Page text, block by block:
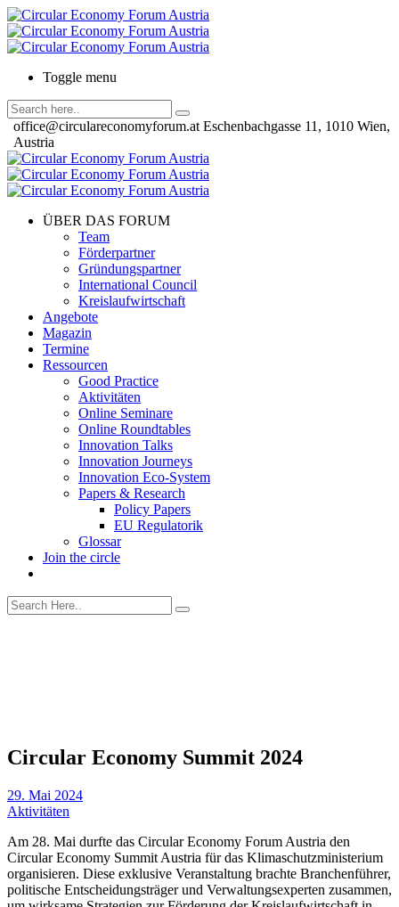
Toggle menu
office@circulareconomyforum.at Eschenbachgasse 11, 1010 Wien,
Austria
ÜBER DAS FORUM
Team
Förderpartner
Gründungspartner
International Council
Kreislaufwirtschaft
Angebote
Magazin
Termine
Ressourcen
Good Practice
Aktivitäten
Online Seminare
Online Roundtables
Innovation Talks
Innovation Journeys
Innovation Eco-System
Papers & Research
Policy Papers
EU Regulatorik
Glossar
Join the circle
Circular Economy Summit 2024
29. Mai 2024
Aktivitäten
Am 28. Mai durfte das Circular Economy Forum Austria den
Circular Economy Summit Austria für das Klimaschutzministerium
organisieren. Diese exklusive Veranstaltung brachte Branchenführer,
politische Entscheidungsträger und Verwaltungsexperten zusammen,